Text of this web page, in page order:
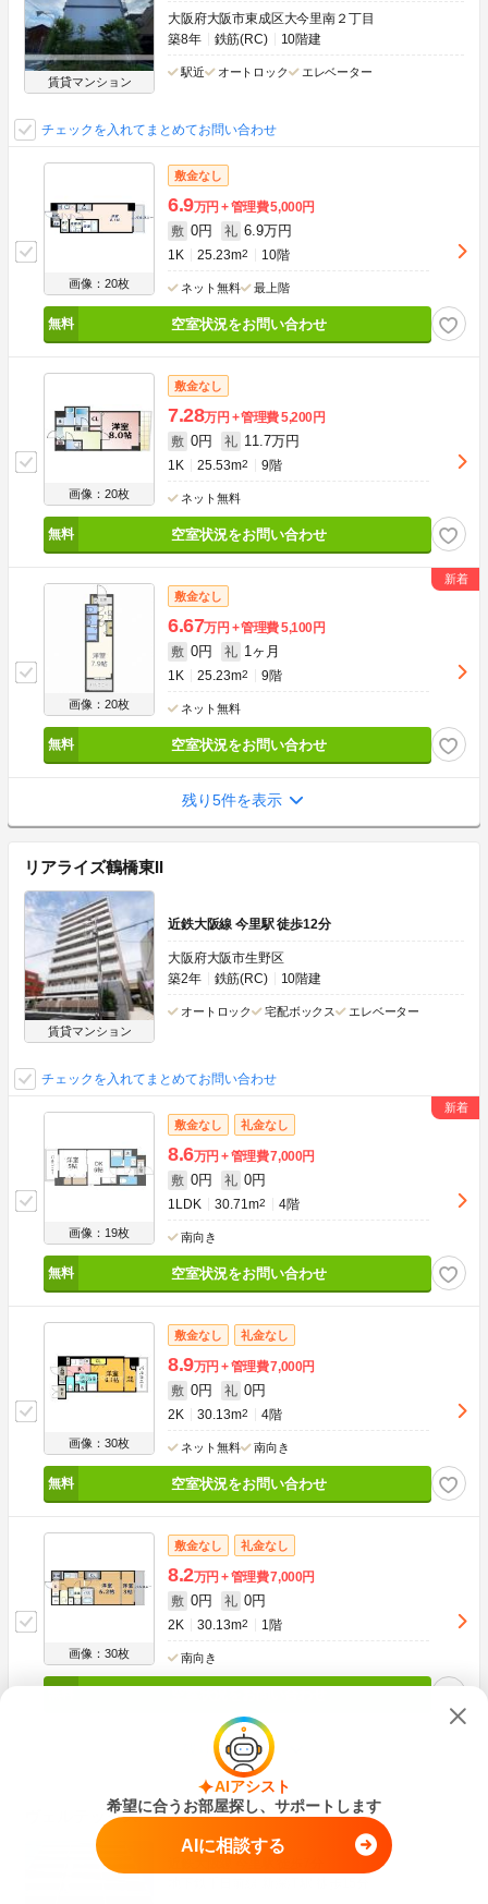
賃貸マンション
大阪府大阪市東成区大今里南２丁目
築8年
鉄筋(RC) 10階建
駅近 オートロック エレベーター
チェックを入れてまとめてお問い合わせ
画像：20枚
敷金なし
6.9万円 管理費5,000円
敷 0円 礼 6.9万円
1K 25.23m2 10階
ネット無料 最上階
空室状況をお問い合わせ
画像：20枚
敷金なし
7.28万円 管理費5,200円
敷 0円 礼 11.7万円
1K 25.53m2 9階
ネット無料
空室状況をお問い合わせ
画像：20枚
敷金なし
6.67万円 管理費5,100円
敷 0円 礼 1ヶ月
1K 25.23m2 9階
ネット無料
空室状況をお問い合わせ
残り5件を表示
リアライズ鶴橋東II
賃貸マンション
近鉄大阪線 今里駅 徒歩12分
大阪府大阪市生野区
築2年
鉄筋(RC) 10階建
オートロック 宅配ボックス エレベーター
チェックを入れてまとめてお問い合わせ
画像：19枚
敷金なし 礼金なし
8.6万円 管理費7,000円
敷 0円 礼 0円
1LDK 30.71m2 4階
南向き
空室状況をお問い合わせ
画像：30枚
敷金なし 礼金なし
8.9万円 管理費7,000円
敷 0円 礼 0円
2K 30.13m2 4階
ネット無料 南向き
空室状況をお問い合わせ
画像：30枚
敷金なし 礼金なし
8.2万円 管理費7,000円
敷 0円 礼 0円
2K 30.13m2 1階
南向き
残り1件を表示
ヴェルテックス
AIアシスト
希望に合うお部屋探し、サポートします
AIに相談する